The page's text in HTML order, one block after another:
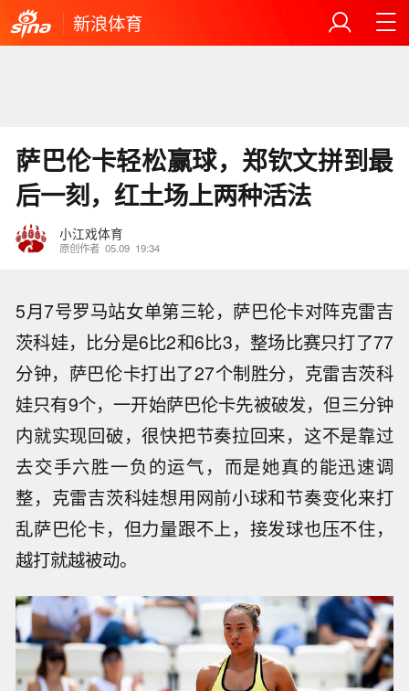
新浪体育
萨巴伦卡轻松赢球，郑钦文拼到最
后一刻，红土场上两种活法
小江戏体育
原创作者 05.09 19:34
5月7号罗马站女单第三轮，萨巴伦卡对阵克雷吉
茨科娃，比分是6比2和6比3，整场比赛只打了77
分钟，萨巴伦卡打出了27个制胜分，克雷吉茨科
娃只有9个，一开始萨巴伦卡先被破发，但三分钟
内就实现回破，很快把节奏拉回来，这不是靠过
去交手六胜一负的运气，而是她真的能迅速调
整，克雷吉茨科娃想用网前小球和节奏变化来打
乱萨巴伦卡，但力量跟不上，接发球也压不住，
越打就越被动。